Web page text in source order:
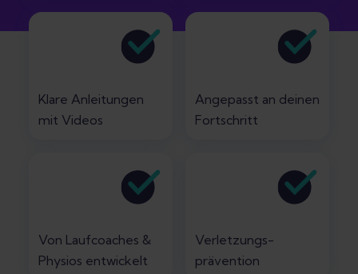
Angepasst an deinen
Fortschritt
Verletzungs-
prävention
Klare Anleitungen
mit Videos
Von Laufcoaches &
Physios entwickelt